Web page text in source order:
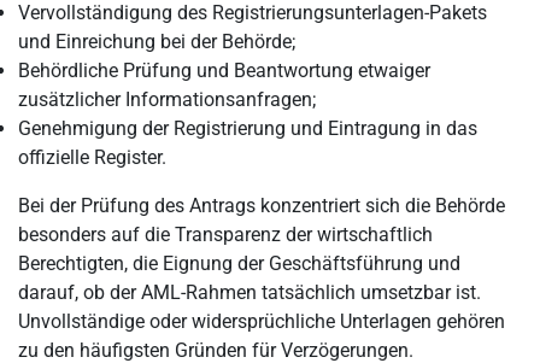
Vervollständigung des Registrierungsunterlagen-Pakets
und Einreichung bei der Behörde;
Behördliche Prüfung und Beantwortung etwaiger
zusätzlicher Informationsanfragen;
Genehmigung der Registrierung und Eintragung in das
offizielle Register.
Bei der Prüfung des Antrags konzentriert sich die Behörde
besonders auf die Transparenz der wirtschaftlich
Berechtigten, die Eignung der Geschäftsführung und
darauf, ob der AML-Rahmen tatsächlich umsetzbar ist.
Unvollständige oder widersprüchliche Unterlagen gehören
zu den häufigsten Gründen für Verzögerungen.